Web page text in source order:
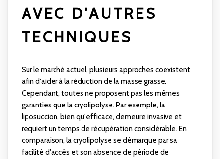
AVEC D'AUTRES
TECHNIQUES
Sur le marché actuel, plusieurs approches coexistent
afin d'aider à la réduction de la masse grasse.
Cependant, toutes ne proposent pas les mêmes
garanties que la cryolipolyse. Par exemple, la
liposuccion, bien qu'efficace, demeure invasive et
requiert un temps de récupération considérable. En
comparaison, la cryolipolyse se démarque par sa
facilité d'accès et son absence de période de